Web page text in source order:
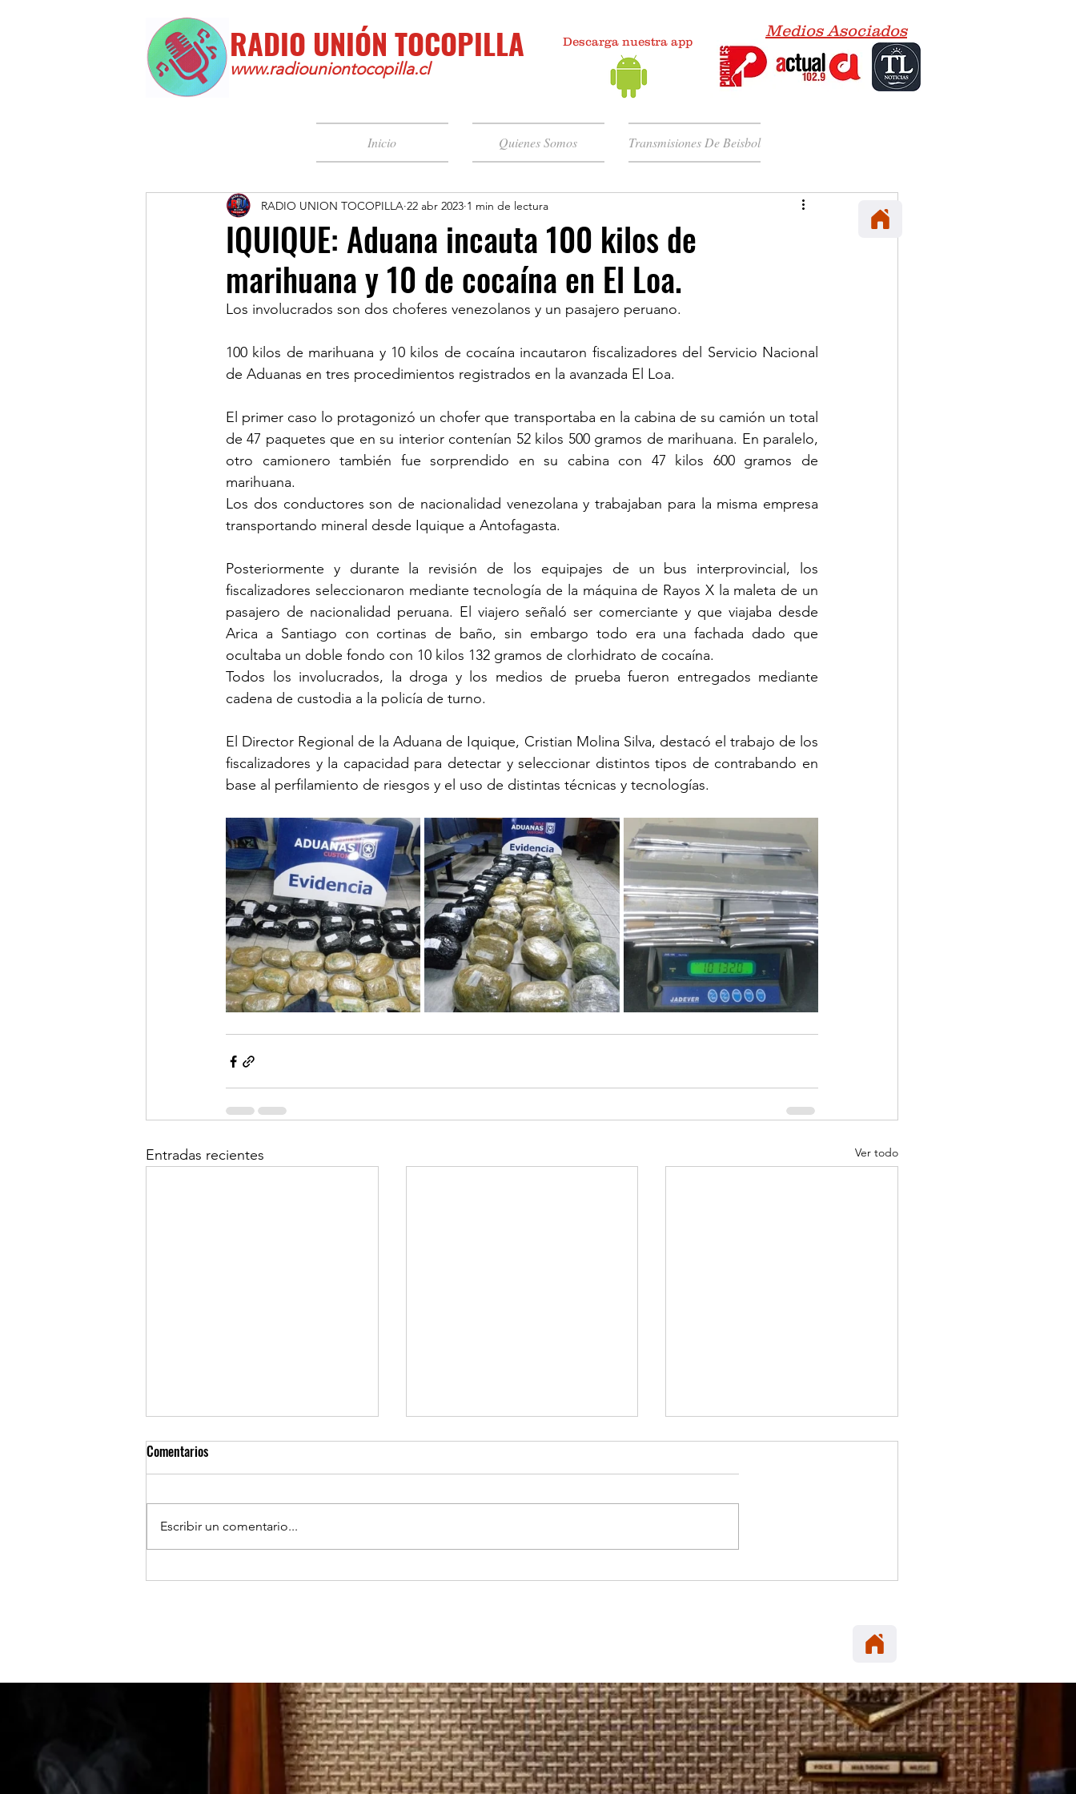
RADIO UNIÓN TOCOPILLA
www.radiouniontocopilla.cl
Descarga nuestra app
Medios Asociados
Inicio Quienes Somos Transmisiones De Beisbol
IQUIQUE: Aduana incauta 100 kilos de
marihuana y 10 de cocaína en El Loa.
RADIO UNION TOCOPILLA 22 abr 2023 1 min de lectura
Los involucrados son dos choferes venezolanos y un pasajero peruano.
100 kilos de marihuana y 10 kilos de cocaína incautaron fiscalizadores del Servicio Nacional
de Aduanas en tres procedimientos registrados en la avanzada El Loa.
El primer caso lo protagonizó un chofer que transportaba en la cabina de su camión un total
de 47 paquetes que en su interior contenían 52 kilos 500 gramos de marihuana. En paralelo,
otro camionero también fue sorprendido en su cabina con 47 kilos 600 gramos de
marihuana.
Los dos conductores son de nacionalidad venezolana y trabajaban para la misma empresa
transportando mineral desde Iquique a Antofagasta.
Posteriormente y durante la revisión de los equipajes de un bus interprovincial, los
fiscalizadores seleccionaron mediante tecnología de la máquina de Rayos X la maleta de un
pasajero de nacionalidad peruana. El viajero señaló ser comerciante y que viajaba desde
Arica a Santiago con cortinas de baño, sin embargo todo era una fachada dado que
ocultaba un doble fondo con 10 kilos 132 gramos de clorhidrato de cocaína.
Todos los involucrados, la droga y los medios de prueba fueron entregados mediante
cadena de custodia a la policía de turno.
El Director Regional de la Aduana de Iquique, Cristian Molina Silva, destacó el trabajo de los
fiscalizadores y la capacidad para detectar y seleccionar distintos tipos de contrabando en
base al perfilamiento de riesgos y el uso de distintas técnicas y tecnologías.
Entradas recientes Ver todo
TOCOPILLA: Huanillo sur ilumina
REGIONAL: Servicios médicos de
MARÍA ELENA: Carabineros
Comentarios
Escribir un comentario...